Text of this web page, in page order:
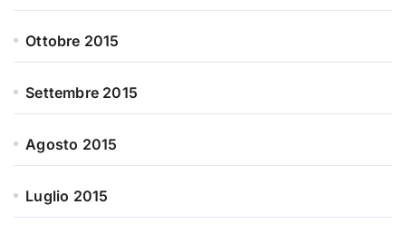
Ottobre 2015
Settembre 2015
Agosto 2015
Luglio 2015